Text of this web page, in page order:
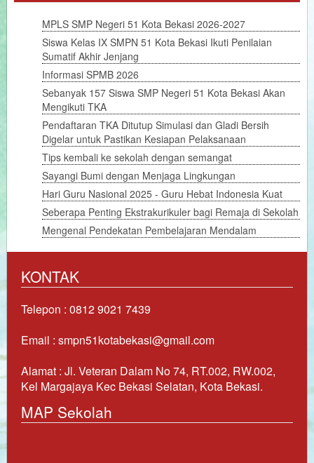
MPLS SMP Negeri 51 Kota Bekasi 2026-2027
Siswa Kelas IX SMPN 51 Kota Bekasi Ikuti Penilaian
Sumatif Akhir Jenjang
Informasi SPMB 2026
Sebanyak 157 Siswa SMP Negeri 51 Kota Bekasi Akan
Mengikuti TKA
Pendaftaran TKA Ditutup Simulasi dan Gladi Bersih
Digelar untuk Pastikan Kesiapan Pelaksanaan
Tips kembali ke sekolah dengan semangat
Sayangi Bumi dengan Menjaga Lingkungan
Hari Guru Nasional 2025 - Guru Hebat Indonesia Kuat
Seberapa Penting Ekstrakurikuler bagi Remaja di Sekolah
Mengenal Pendekatan Pembelajaran Mendalam
KONTAK
Telepon : 0812 9021 7439
Email : smpn51kotabekasi@gmail.com
Alamat : Jl. Veteran Dalam No 74, RT.002, RW.002,
Kel Margajaya Kec Bekasi Selatan, Kota Bekasi.
MAP Sekolah